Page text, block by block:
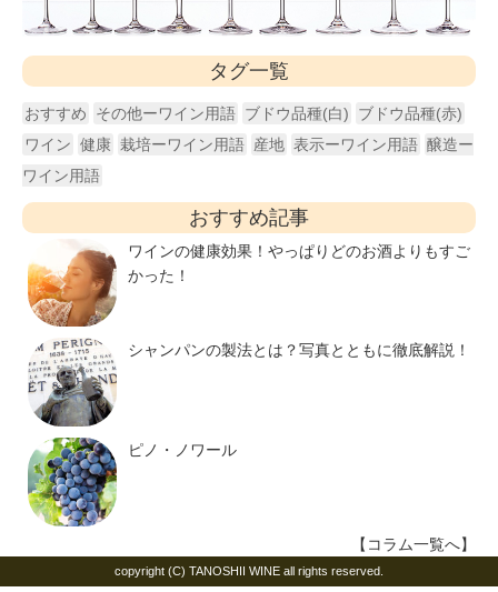
タグ一覧
おすすめ その他ーワイン用語 ブドウ品種(白)
ブドウ品種(赤)
ワイン 健康 栽培ーワイン用語 産地 表示ーワイン用語 醸造ー
ワイン用語
おすすめ記事
ワインの健康効果！やっぱりどのお酒よりもすご
かった！
シャンパンの製法とは？写真とともに徹底解説！
ピノ・ノワール
【コラム一覧へ】
copyright (C) TANOSHII WINE all rights reserved.